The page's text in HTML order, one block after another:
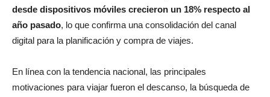
año pasado, lo que confirma una consolidación del canal
digital para la planificación y compra de viajes.
motivaciones para viajar fueron el descanso, la búsqueda de
temperaturas más cálidas y la experiencia gastronómica, tres